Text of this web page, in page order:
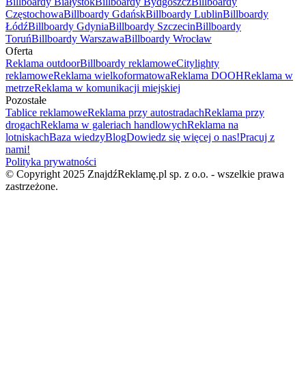
CzęstochowaBillboardy GdańskBillboardy LublinBillboardy
ŁódźBillboardy GdyniaBillboardy SzczecinBillboardy
ToruńBillboardy WarszawaBillboardy Wrocław
Oferta
Reklama outdoorBillboardy reklamoweCitylighty
reklamoweReklama wielkoformatowaReklama DOOHReklama w
metrzeReklama w komunikacji miejskiej
Pozostałe
Tablice reklamoweReklama przy autostradachReklama przy
drogachReklama w galeriach handlowychReklama na
lotniskachBaza wiedzyBlogDowiedz się więcej o nas!Pracuj z
nami!
Polityka prywatności
© Copyright 2025 ZnajdźReklamę.pl sp. z o.o. - wszelkie prawa
zastrzeżone.